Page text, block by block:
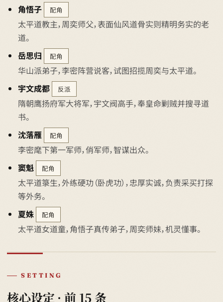
角悟子
配角
太平道教主，周奕师父，表面仙风道骨实则精明务实的老
道。
岳思归
配角
华山派弟子，李密阵营说客，试图招揽周奕与太平道。
宇文成都
反派
隋朝鹰扬府军大将军，宇文阀高手，奉皇命剿贼并搜寻道
书。
沈落雁
配角
李密麾下第一军师，俏军师，智谋出众。
窦魁
配角
太平道箓生，外练硬功（卧虎功），忠厚实诚，负责采买打探
等外务。
夏姝
配角
太平道女道童，角悟子真传弟子，周奕师妹，机灵懂事。
SETTING
核心设定 · 前 15 条